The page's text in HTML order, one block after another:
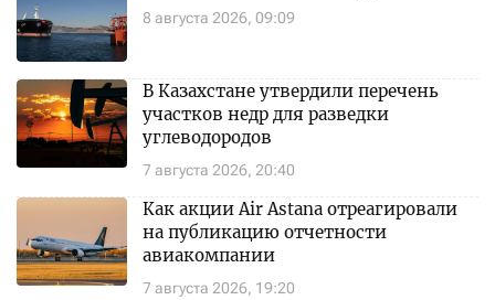
8 августа 2026, 09:09
7 августа 2026, 20:40
В Казахстане утвердили перечень
участков недр для разведки
углеводородов
7 августа 2026, 19:20
Как акции Air Astana отреагировали
на публикацию отчетности
авиакомпании